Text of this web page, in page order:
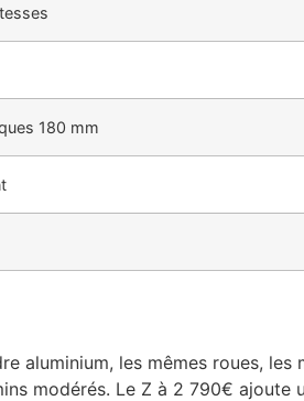
180 mm
aluminium, les mêmes roues,
modérés. Le Z à 2 790€